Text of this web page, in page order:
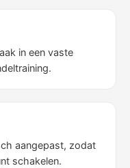
in een vaste
aangepast, zodat
schakelen.